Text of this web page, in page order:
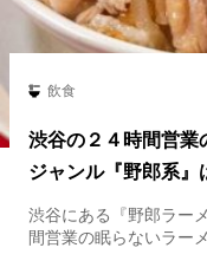
飲食
渋谷の２４時間営
ジャンル『野郎系』
センター街総本店】
渋谷にある『野郎ラー
間営業の眠らないラー